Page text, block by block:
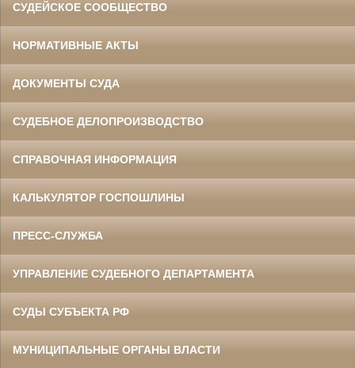
СУДЕЙСКОЕ СООБЩЕСТВО
НОРМАТИВНЫЕ АКТЫ
ДОКУМЕНТЫ СУДА
СУДЕБНОЕ ДЕЛОПРОИЗВОДСТВО
СПРАВОЧНАЯ ИНФОРМАЦИЯ
КАЛЬКУЛЯТОР ГОСПОШЛИНЫ
ПРЕСС-СЛУЖБА
УПРАВЛЕНИЕ СУДЕБНОГО ДЕПАРТАМЕНТА
СУДЫ СУБЪЕКТА РФ
МУНИЦИПАЛЬНЫЕ ОРГАНЫ ВЛАСТИ